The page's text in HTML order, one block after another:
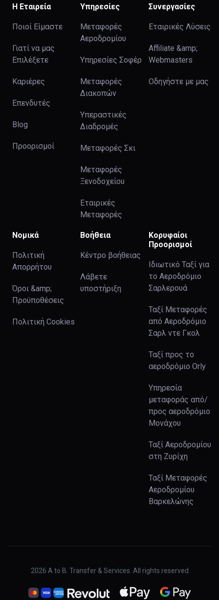
Η Εταιρεία
Ποιοί Είμαστε
Γιατί να μας
Επιλέξετε
Καριέρες
Επενδυτές
Blog
Προορισμοί
Υπηρεσίες
Μεταφορές
Αεροδρομίου
Υπηρεσίες Σοφέρ
Μεταφορές
Διακοπών
Υπεραστικές
Διαδρομές
Μεταφορές Σκι
Μεταφορές
Ξενοδοχείου
Εταιρικές
Μεταφορές
Συνεργασίες
Εταιρικές Λύσεις
Affiliate &amp;
Webmasters
Οδηγήστε με μας
Νομικά
Πολιτική
Απορρήτου
Όροι &amp;
Προϋποθέσεις
Πολιτική Cookies
Βοήθεια
Κέντρο βοήθειας
Λάβετε
υποστήριξη
Κορυφαίοι
Προορισμοί
Ιδιωτικό Ταξί για
το Αεροδρόμιο
Σαρλερουά
Ταξί Μεταφορές
από Αεροδρόμιο
Σαρλ ντε Γκολ
Ταξί προς το
αεροδρόμιο Orly
Υπηρεσία
μεταφοράς από/
προς αεροδρόμιο
Μονάχου
Ταξί Αεροδρομίου
στη Ζυρίχη
Ταξί Μεταφορές
Αεροδρομίου
Βαρκελώνης
2026 A to B. Transfer & Services. All rights reserved